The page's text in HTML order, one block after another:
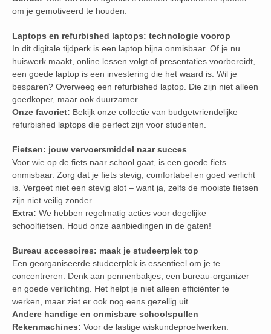
om je gemotiveerd te houden.
Laptops en refurbished laptops: technologie voorop
In dit digitale tijdperk is een laptop bijna onmisbaar. Of je nu
huiswerk maakt, online lessen volgt of presentaties voorbereidt,
een goede laptop is een investering die het waard is. Wil je
besparen? Overweeg een refurbished laptop. Die zijn niet alleen
goedkoper, maar ook duurzamer.
Onze favoriet: Bekijk onze collectie van budgetvriendelijke
refurbished laptops die perfect zijn voor studenten.
Fietsen: jouw vervoersmiddel naar succes
Voor wie op de fiets naar school gaat, is een goede fiets
onmisbaar. Zorg dat je fiets stevig, comfortabel en goed verlicht
is. Vergeet niet een stevig slot – want ja, zelfs de mooiste fietsen
zijn niet veilig zonder.
Extra: We hebben regelmatig acties voor degelijke
schoolfietsen. Houd onze aanbiedingen in de gaten!
Bureau accessoires: maak je studeerplek top
Een georganiseerde studeerplek is essentieel om je te
concentreren. Denk aan pennenbakjes, een bureau-organizer
en goede verlichting. Het helpt je niet alleen efficiënter te
werken, maar ziet er ook nog eens gezellig uit.
Andere handige en onmisbare schoolspullen
Rekenmachines: Voor de lastige wiskundeproefwerken.